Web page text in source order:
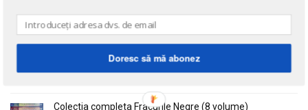
Alain Manevy
Alan Butler
Alain Manevy
Alan Butler
Colectia completa Fracurile Negre (8 volume)
Doresc să mă abonez